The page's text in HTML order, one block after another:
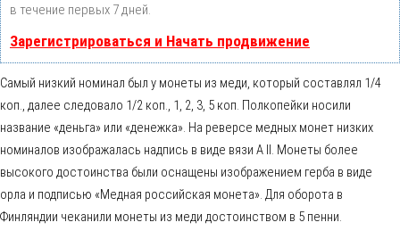
в течение первых 7 дней.
Зарегистрироваться и Начать продвижение
Самый низкий номинал был у монеты из меди, который составлял 1/4
коп., далее следовало 1/2 коп., 1, 2, 3, 5 коп. Полкопейки носили
название «деньга» или «денежка». На реверсе медных монет низких
номиналов изображалась надпись в виде вязи А II. Монеты более
высокого достоинства были оснащены изображением герба в виде
орла и подписью «Медная российская монета». Для оборота в
Финляндии чеканили монеты из меди достоинством в 5 пенни.